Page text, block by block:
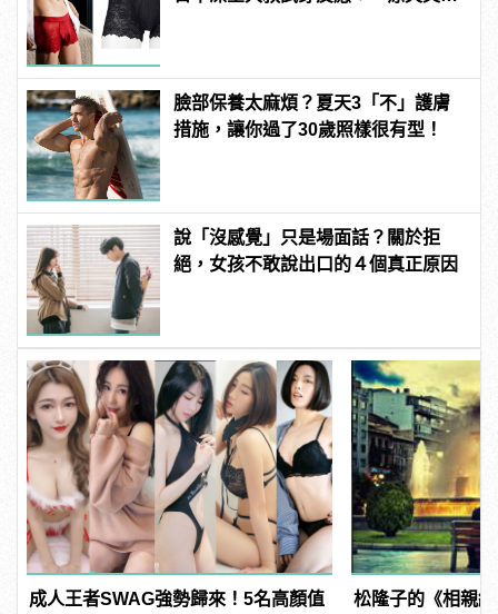
臉部保養太麻煩？夏天3「不」護膚
措施，讓你過了30歲照樣很有型！
說「沒感覺」只是場面話？關於拒
絕，女孩不敢說出口的４個真正原因
成人王者SWAG強勢歸來！5名高顏值
松隆子的《相親